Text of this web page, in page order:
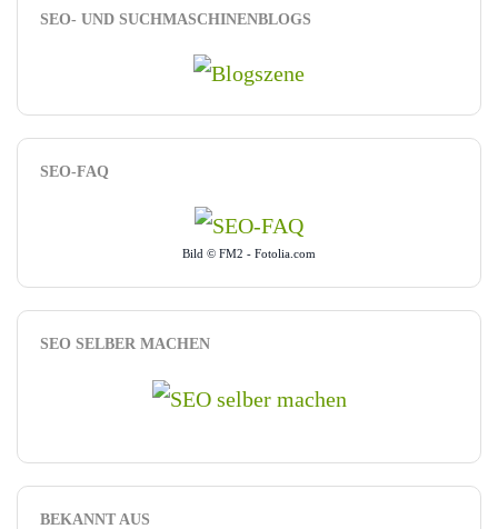
SEO- UND SUCHMASCHINENBLOGS
SEO-FAQ
Bild © FM2 - Fotolia.com
SEO SELBER MACHEN
BEKANNT AUS